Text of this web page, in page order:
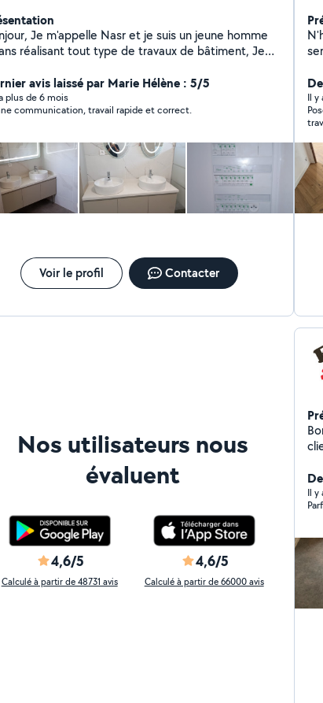
Je m'appelle Nasr et je suis un jeune homme
réalisant tout type de travaux de bâtiment, Je
plomberie et chauffage, Je touche tout le
et je suis expérimenté depuis plusieurs année,
et la ponctualité sont mes priorités. N'hésitez
avis laissé par Marie Hélène : 5/5
plus de 6 mois
communication, travail rapide et correct.
Voir le profil Contacter
Il y
Nos utilisateurs nous
évaluent
4,6/5
Calculé à partir de 48731 avis
4,6/5
Calculé à partir de 66000 avis
Bonjour Notre
client en lui
contacter.
service. 24/24
-toile
Il y